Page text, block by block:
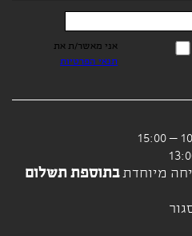
אני מאשר/ת את
תנאי הפרטיות
מיוחדתבתוספת תשלום